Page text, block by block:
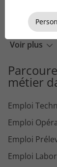
Voir plus
Emploi
Emploi
métier
Emploi
Emploi
Emploi
Emploi